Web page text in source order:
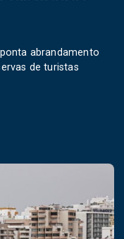
abrandamento
de turistas